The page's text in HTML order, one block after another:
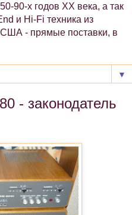
90-х годов XX века, а так
и Hi-Fi техника из
- прямые поставки, в
▼
- законодатель